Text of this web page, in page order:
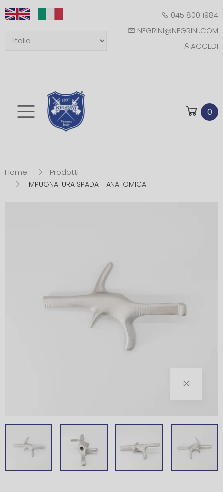
045 800 1984
NEGRINI@NEGRINI.COM
ACCEDI
Toggle mobile 0
Home Prodotti
IMPUGNATURA SPADA - ANATOMICA